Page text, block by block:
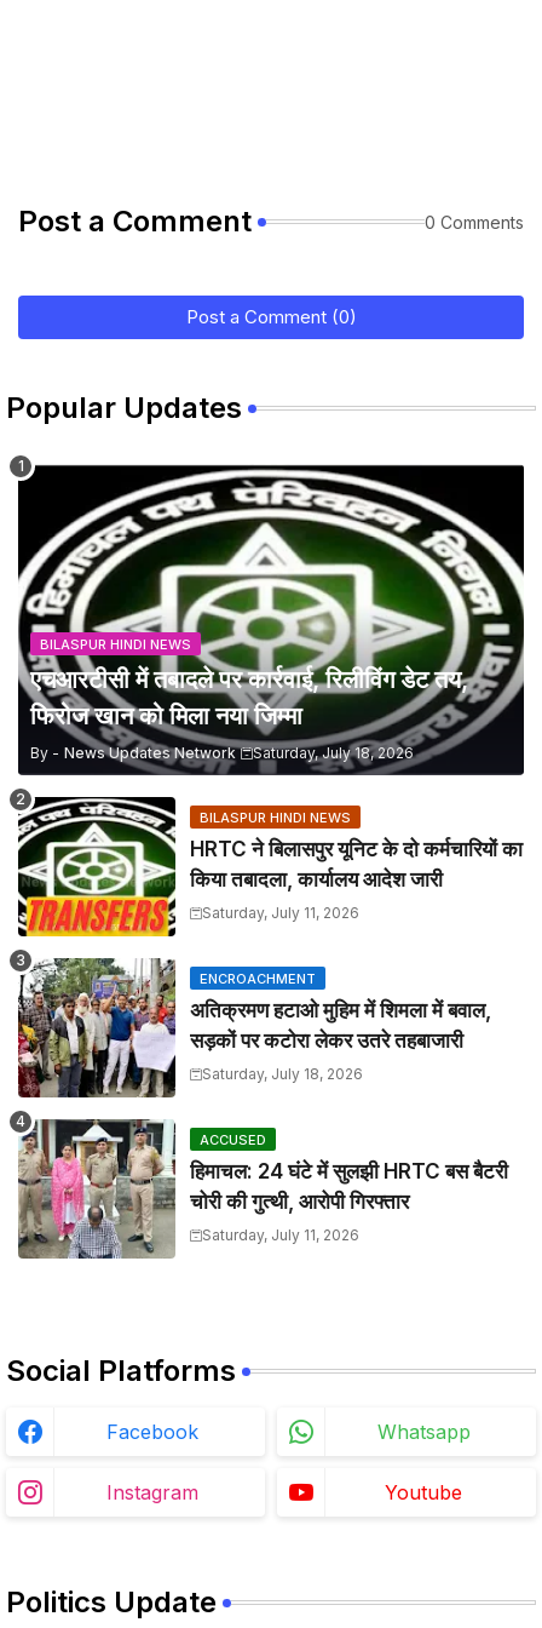
Post a Comment 0 Comments
Post a Comment (0)
Popular Updates
BILASPUR HINDI NEWS
एचआरटीसी में तबादले पर कार्रवाई, रिलीविंग डेट तय,
फिरोज खान को मिला नया जिम्मा
By - News Updates Network Saturday, July 18, 2026
BILASPUR HINDI NEWS
HRTC ने बिलासपुर यूनिट के दो कर्मचारियों का
किया तबादला, कार्यालय आदेश जारी
Saturday, July 11, 2026
ENCROACHMENT
अतिक्रमण हटाओ मुहिम में शिमला में बवाल,
सड़कों पर कटोरा लेकर उतरे तहबाजारी
Saturday, July 18, 2026
ACCUSED
हिमाचल: 24 घंटे में सुलझी HRTC बस बैटरी
चोरी की गुत्थी, आरोपी गिरफ्तार
Saturday, July 11, 2026
Social Platforms
Facebook Whatsapp
Instagram Youtube
Politics Update